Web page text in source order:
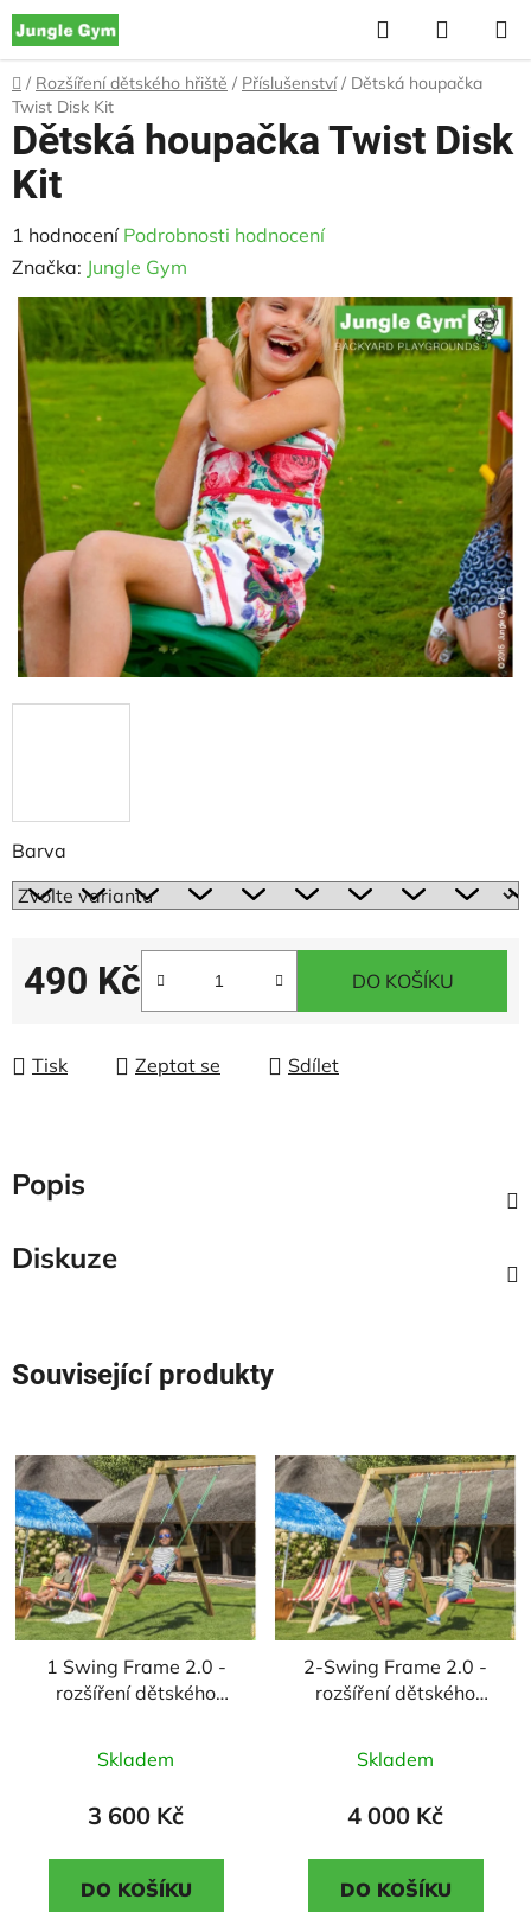
Přejít
na
obsah
Hledat
KOŠÍK
Domů
/ Rozšíření dětského hřiště / Příslušenství / Dětská houpačka
Twist Disk Kit
Barva
490 Kč DO KOŠÍKU
Tisk Zeptat se Sdílet
Dětská houpačka Twist Disk
Kit
Průměrné
hodnocení
produktu
je
5,0
hvězdiček.
1 hodnocení Podrobnosti hodnocení
Značka: Jungle Gym
Popis
Diskuze
Související produkty
1 Swing Frame 2.0 -
rozšíření dětského
hodnocení
produktu
5,0
z
Skladem
3 600 Kč
DO KOŠÍKU
2-Swing Frame 2.0 -
rozšíření dětského
hodnocení
produktu
3,3
z
Skladem
4 000 Kč
DO KOŠÍKU